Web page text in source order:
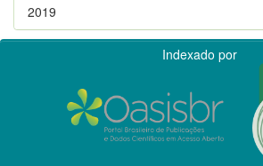
2019
Indexado por